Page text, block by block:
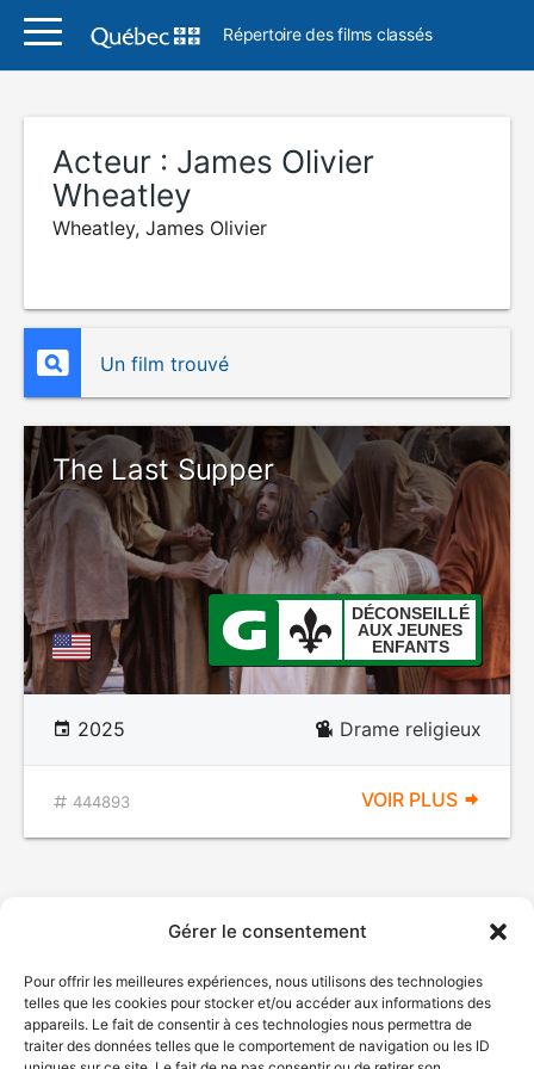
Gérer le consentement
Pour offrir les meilleures expériences, nous utilisons des technologies
telles que les cookies pour stocker et/ou accéder aux informations des
appareils. Le fait de consentir à ces technologies nous permettra de
traiter des données telles que le comportement de navigation ou les ID
Répertoire des films classés
Acteur : James Olivier
Wheatley
Wheatley, James Olivier
Un film trouvé
The Last Supper
DÉCONSEILLÉ
AUX JEUNES
ENFANTS
2025 Drame religieux
444893 VOIR PLUS